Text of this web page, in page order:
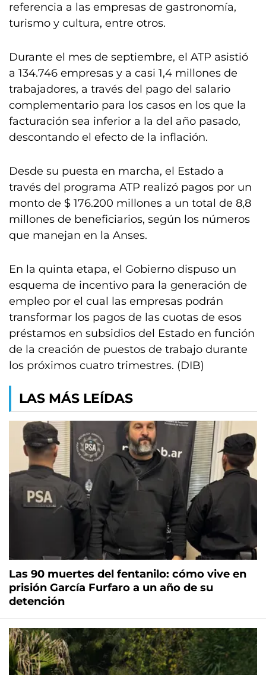
referencia a las empresas de gastronomía,
turismo y cultura, entre otros.
Durante el mes de septiembre, el ATP asistió
a 134.746 empresas y a casi 1,4 millones de
trabajadores, a través del pago del salario
complementario para los casos en los que la
facturación sea inferior a la del año pasado,
descontando el efecto de la inflación.
Desde su puesta en marcha, el Estado a
través del programa ATP realizó pagos por un
monto de $ 176.200 millones a un total de 8,8
millones de beneficiarios, según los números
que manejan en la Anses.
En la quinta etapa, el Gobierno dispuso un
esquema de incentivo para la generación de
empleo por el cual las empresas podrán
transformar los pagos de las cuotas de esos
préstamos en subsidios del Estado en función
de la creación de puestos de trabajo durante
los próximos cuatro trimestres. (DIB)
LAS MÁS LEÍDAS
Las 90 muertes del fentanilo: cómo vive en
prisión García Furfaro a un año de su
detención